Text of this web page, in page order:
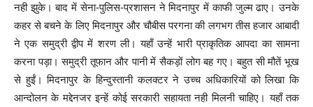
नही झुके। बाद में सेना-पुलिस-प्रशासन ने मिदनापुर में काफी जुल्म ढाए। उनके
कहर से बचने के लिए मिदनापुर और चौबीस परगना की लगभग तीस हजार आबादी
ने एक समुद्री द्वीप में शरण ली। यहाँ उन्हें भारी प्राकृतिक आपदा का सामना
करना पड़ा। समुद्री तूफान और पानी में सैकड़ों लोग बह गए। बहुत सी मौतें भूख
से हुईं। मिदनापुर के हिन्दुस्तानी कलक्टर ने उच्च अधिकारियों को लिखा कि
आन्दोलन के मद्देनजर इन्हें कोई सरकारी सहायता नही मिलनी चाहिए। यहाँ तक